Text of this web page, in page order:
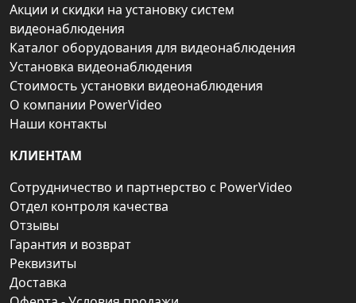
Акции и скидки на установку систем
видеонаблюдения
Каталог оборудования для видеонаблюдения
Установка видеонаблюдения
Стоимость установки видеонаблюдения
О компании PowerVideo
Наши контакты
КЛИЕНТАМ
Сотрудничество и партнерство с PowerVideo
Отдел контроля качества
Отзывы
Гарантия и возврат
Реквизиты
Доставка